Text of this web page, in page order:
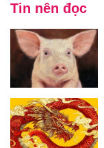
Tin nên đọc